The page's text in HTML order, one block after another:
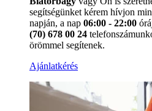
segítségünket kérem hívjon
napján, a nap 06:00 - 22:00
(70) 678 00 24
örömmel segítenek.
Ajánlatkérés